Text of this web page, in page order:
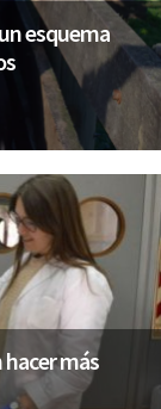
esquema
más